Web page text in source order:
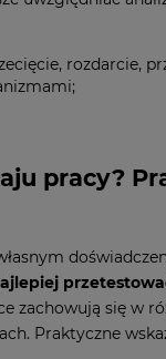
rozdarcie,
pracy?
zachowują się w
Praktyczne